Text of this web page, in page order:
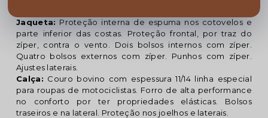
Jaqueta: Proteção interna de espuma nos cotovelos e
parte inferior das costas. Proteção frontal, por traz do
zíper, contra o vento. Dois bolsos internos com zíper.
Quatro bolsos externos com zíper. Punhos com zíper.
Ajustes laterais.
Calça: Couro bovino com espessura 11/14 linha especial
para roupas de motociclistas. Forro de alta performance
no conforto por ter propriedades elásticas. Bolsos
traseiros e na lateral. Proteção nos joelhos e laterais.